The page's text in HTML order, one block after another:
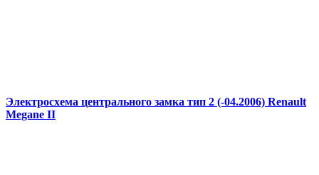
Электросхема центрального замка тип 2 (-04.2006) Renault
Megane II